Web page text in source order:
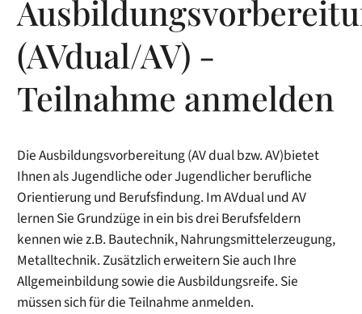
(AVdual/AV) -
Teilnahme anmelden
Die Ausbildungsvorbereitung (AV dual bzw. AV)bietet
Ihnen als Jugendliche oder Jugendlicher berufliche
Orientierung und Berufsfindung. Im AVdual und AV
lernen Sie Grundzüge in ein bis drei Berufsfeldern
kennen wie z.B. Bautechnik, Nahrungsmittelerzeugung,
Metalltechnik. Zusätzlich erweitern Sie auch Ihre
Allgemeinbildung sowie die Ausbildungsreife. Sie
müssen sich für die Teilnahme anmelden.